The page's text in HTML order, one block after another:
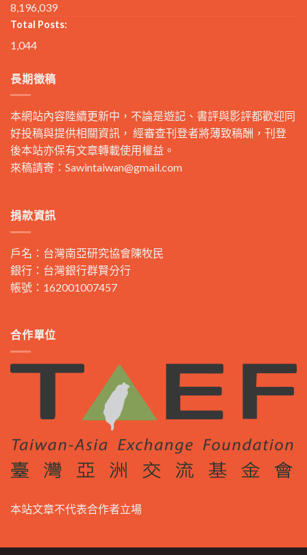
8,196,039
Total Posts:
1,044
長期徵稿
本網站內容陸續更新中，不論是遊記、書評與影評都歡迎同
好投稿與提供相關資訊， 經審查刊登者將薄致稿酬，刊登
後本站亦保有文章轉載使用權益。
來稿請寄： Sawintaiwan@gmail.com
捐款資訊
戶名：台灣南亞研究協會陳牧民
銀行：台灣銀行群賢分行
帳號：162001007457
合作單位
本站文章不代表合作者立場